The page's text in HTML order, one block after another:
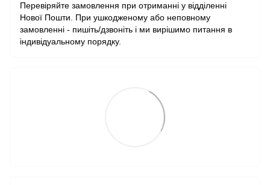
Перевіряйте замовлення при отриманні у відділенні
Нової Пошти. При ушкодженому або неповному
замовленні - пишіть/дзвоніть і ми вирішимо питання в
індивідуальному порядку.